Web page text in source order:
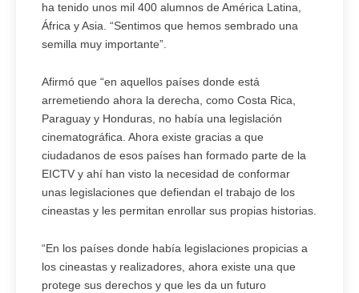
ha tenido unos mil 400 alumnos de América Latina,
África y Asia. “Sentimos que hemos sembrado una
semilla muy importante”.
Afirmó que “en aquellos países donde está
arremetiendo ahora la derecha, como Costa Rica,
Paraguay y Honduras, no había una legislación
cinematográfica. Ahora existe gracias a que
ciudadanos de esos países han formado parte de la
EICTV y ahí han visto la necesidad de conformar
unas legislaciones que defiendan el trabajo de los
cineastas y les permitan enrollar sus propias historias.
“En los países donde había legislaciones propicias a
los cineastas y realizadores, ahora existe una que
protege sus derechos y que les da un futuro